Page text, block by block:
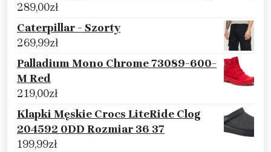
289,00zł
Caterpillar - Szorty
269,99zł
Palladium Mono Chrome 73089-600-
M Red
219,00zł
Klapki Męskie Crocs LiteRide Clog
204592 0DD Rozmiar 36 37
199,99zł